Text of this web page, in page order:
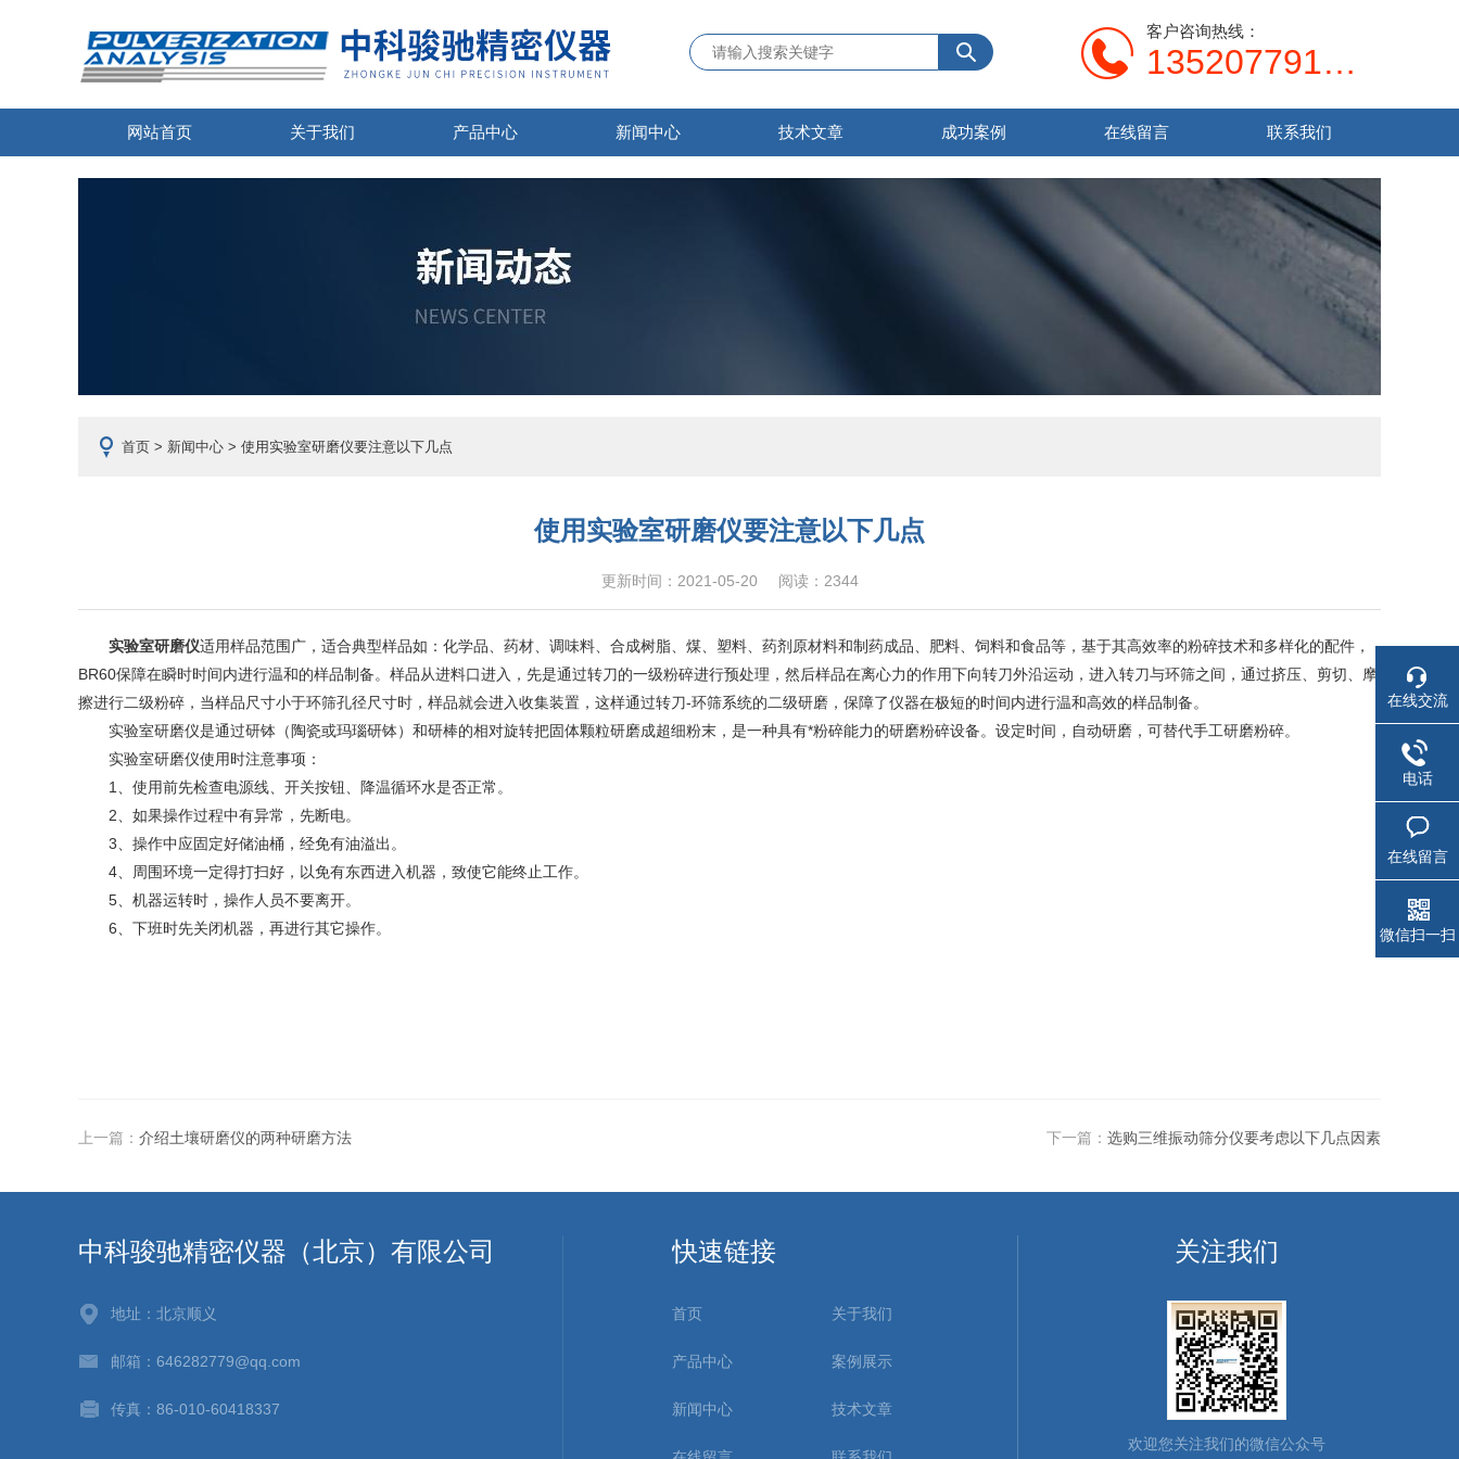
客户咨询热线：
13520779138
网站首页 关于我们 产品中心 新闻中心 技术文章 成功案例 在线留言 联系我们
首页 > 新闻中心 > 使用实验室研磨仪要注意以下几点
使用实验室研磨仪要注意以下几点
更新时间：2021-05-20 阅读：2344
实验室研磨仪适用样品范围广，适合典型样品如：化学品、药材、调味料、合成树脂、煤、塑料、药剂原材料和制药成品、肥料、饲料和食品等，基于其高效率的粉碎技术和多样化的配件，
BR60保障在瞬时时间内进行温和的样品制备。样品从进料口进入，先是通过转刀的一级粉碎进行预处理，然后样品在离心力的作用下向转刀外沿运动，进入转刀与环筛之间，通过挤压、剪切、摩
擦进行二级粉碎，当样品尺寸小于环筛孔径尺寸时，样品就会进入收集装置，这样通过转刀-环筛系统的二级研磨，保障了仪器在极短的时间内进行温和高效的样品制备。
实验室研磨仪是通过研钵（陶瓷或玛瑙研钵）和研棒的相对旋转把固体颗粒研磨成超细粉末，是一种具有*粉碎能力的研磨粉碎设备。设定时间，自动研磨，可替代手工研磨粉碎。
实验室研磨仪使用时注意事项：
1、使用前先检查电源线、开关按钮、降温循环水是否正常。
2、如果操作过程中有异常，先断电。
3、操作中应固定好储油桶，经免有油溢出。
4、周围环境一定得打扫好，以免有东西进入机器，致使它能终止工作。
5、机器运转时，操作人员不要离开。
6、下班时先关闭机器，再进行其它操作。
上一篇： 介绍土壤研磨仪的两种研磨方法 下一篇： 选购三维振动筛分仪要考虑以下几点因素
中科骏驰精密仪器（北京）有限公司
地址：北京顺义
邮箱：646282779@qq.com
传真：86-010-60418337
快速链接
首页 关于我们
产品中心 案例展示
新闻中心 技术文章
关注我们
欢迎您关注我们的微信公众号
在线交流
电话
在线留言
微信扫一扫